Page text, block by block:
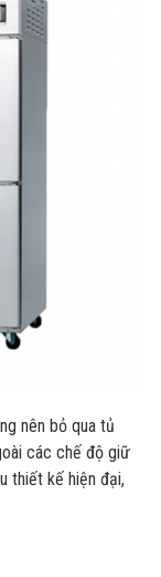
nên bỏ qua tủ
các chế độ giữ
thiết kế hiện đại,